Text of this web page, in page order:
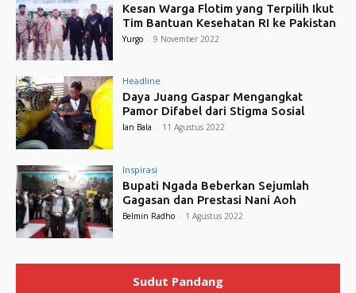
Kesan Warga Flotim yang Terpilih Ikut
Tim Bantuan Kesehatan RI ke Pakistan
Yurgo - 9 November 2022
Headline
Daya Juang Gaspar Mengangkat
Pamor Difabel dari Stigma Sosial
Ian Bala - 11 Agustus 2022
Inspirasi
Bupati Ngada Beberkan Sejumlah
Gagasan dan Prestasi Nani Aoh
Belmin Radho - 1 Agustus 2022
Sudut Pandang